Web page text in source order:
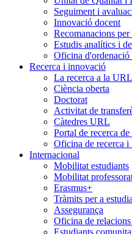
Seguiment i
Innovació docent
Recomanacions
Estudis analítics i
Oficina d'ordenació
Recerca i innovació
La recerca a la URL
Ciència oberta
Doctorat
Activitat de
Càtedres URL
Portal de recerca
Oficina de recerca
Internacional
Mobilitat estudiants
Mobilitat
Erasmus+
Tràmits per a
Assegurança
Oficina de
Estudiants